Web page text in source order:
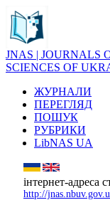
JNAS | JOURNALS
SCIENCES OF
ЖУРНАЛИ
ПЕРЕГЛЯД
ПОШУК
РУБРИКИ
LibNAS UA
інтернет-адреса
http://